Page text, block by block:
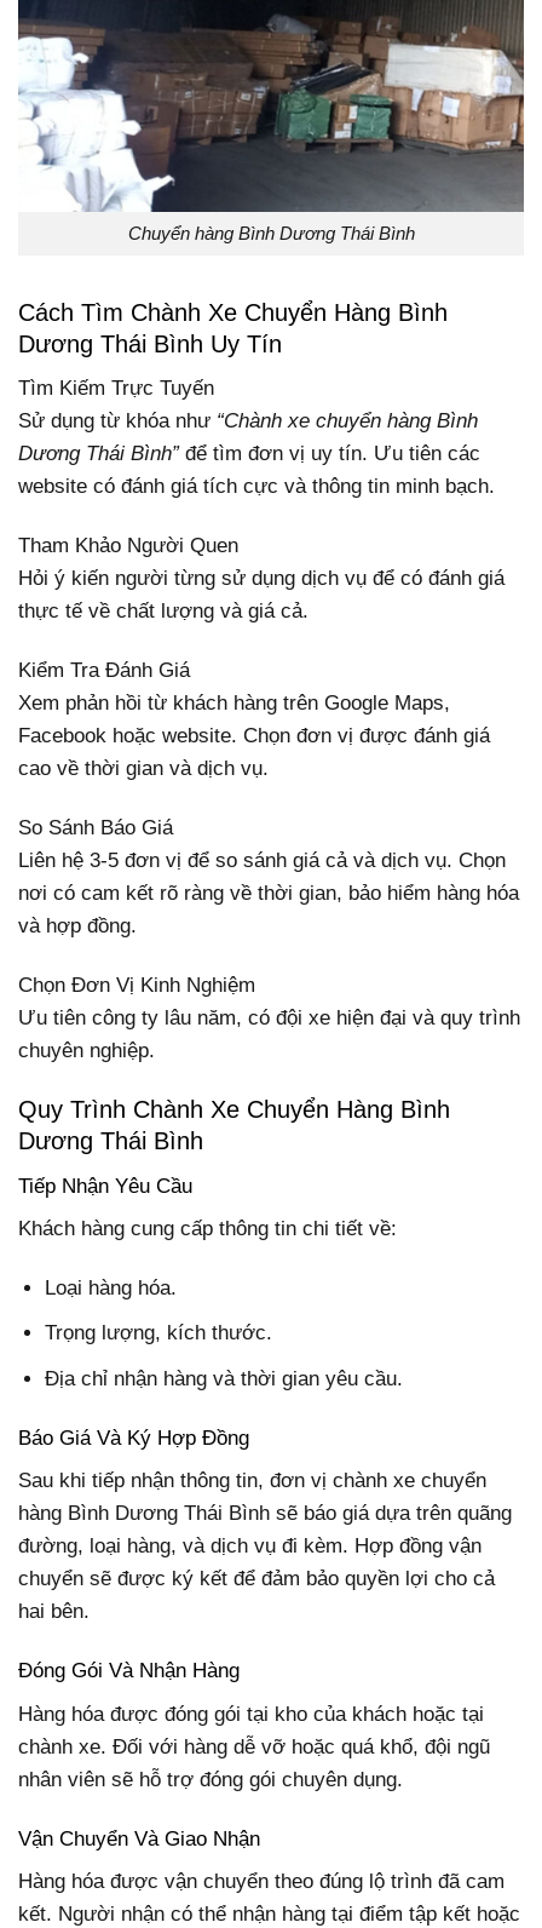
Chuyển hàng Bình Dương Thái Bình
Cách Tìm Chành Xe Chuyển Hàng Bình
Dương Thái Bình Uy Tín
Tìm Kiếm Trực Tuyến
Sử dụng từ khóa như “Chành xe chuyển hàng Bình
Dương Thái Bình”để tìm đơn vị uy tín. Ưu tiên các
website có đánh giá tích cực và thông tin minh bạch.
Tham Khảo Người Quen
Hỏi ý kiến người từng sử dụng dịch vụ để có đánh giá
thực tế về chất lượng và giá cả.
Kiểm Tra Đánh Giá
Xem phản hồi từ khách hàng trên Google Maps,
Facebook hoặc website. Chọn đơn vị được đánh giá
cao về thời gian và dịch vụ.
So Sánh Báo Giá
Liên hệ 3-5 đơn vị để so sánh giá cả và dịch vụ. Chọn
nơi có cam kết rõ ràng về thời gian, bảo hiểm hàng hóa
và hợp đồng.
Chọn Đơn Vị Kinh Nghiệm
Ưu tiên công ty lâu năm, có đội xe hiện đại và quy trình
chuyên nghiệp.
Quy Trình Chành Xe Chuyển Hàng Bình
Dương Thái Bình
Tiếp Nhận Yêu Cầu
Khách hàng cung cấp thông tin chi tiết về:
Loại hàng hóa.
Trọng lượng, kích thước.
Địa chỉ nhận hàng và thời gian yêu cầu.
Báo Giá Và Ký Hợp Đồng
Sau khi tiếp nhận thông tin, đơn vị chành xe chuyển
hàng Bình Dương Thái Bình sẽ báo giá dựa trên quãng
đường, loại hàng, và dịch vụ đi kèm. Hợp đồng vận
chuyển sẽ được ký kết để đảm bảo quyền lợi cho cả
hai bên.
Đóng Gói Và Nhận Hàng
Hàng hóa được đóng gói tại kho của khách hoặc tại
chành xe. Đối với hàng dễ vỡ hoặc quá khổ, đội ngũ
nhân viên sẽ hỗ trợ đóng gói chuyên dụng.
Vận Chuyển Và Giao Nhận
Hàng hóa được vận chuyển theo đúng lộ trình đã cam
kết. Người nhận có thể nhận hàng tại điểm tập kết hoặc